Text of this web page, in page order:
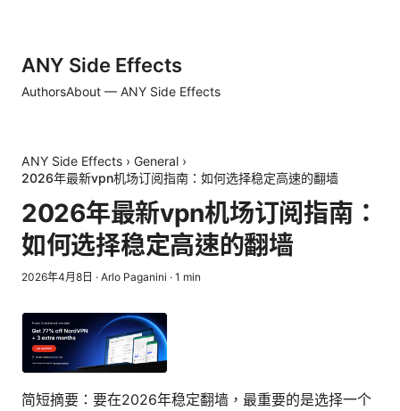
ANY Side Effects
AuthorsAbout — ANY Side Effects
ANY Side Effects › General ›
2026年最新vpn机场订阅指南：如何选择稳定高速的翻墙
2026年最新vpn机场订阅指南：
如何选择稳定高速的翻墙
2026年4月8日 · Arlo Paganini · 1 min
简短摘要：要在2026年稳定翻墙，最重要的是选择一个